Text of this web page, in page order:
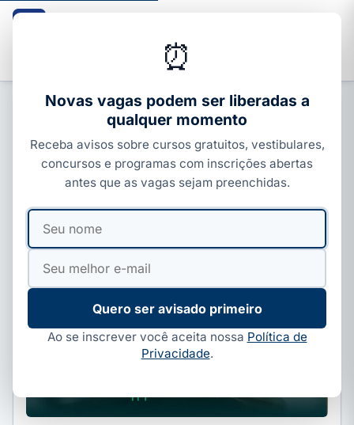
CARREIRA E MERCADO
Curso de Gastronomia: tecnólogo,
técnico, duração e salário 2026
⏰
Novas vagas podem ser liberadas a
qualquer momento
Receba avisos sobre cursos gratuitos, vestibulares,
concursos e programas com inscrições abertas
antes que as vagas sejam preenchidas.
Seu
nome
Seu
mail
Quero ser avisado primeiro
Ao se inscrever você aceita nossa Política de
Privacidade.